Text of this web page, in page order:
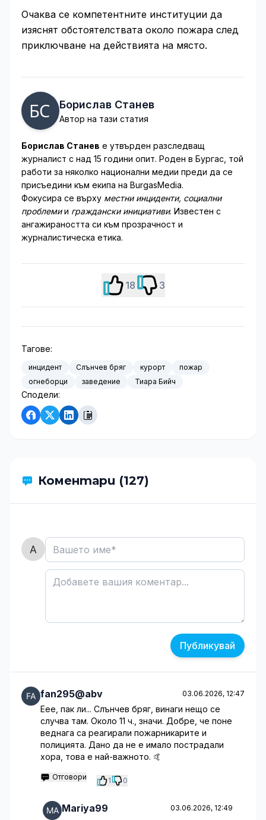
Очаква се компетентните институции да
изяснят обстоятелствата около пожара след
приключване на действията на място.
Борислав Станев
Автор на тази статия
Борислав Станев е утвърден разследващ
журналист с над 15 години опит. Роден в Бургас, той
работи за няколко национални медии преди да се
присъедини към екипа на BurgasMedia.
Фокусира се върху местни инциденти, социални
проблемии граждански инициативи. Известен с
ангажираността си към прозрачност и
журналистическа етика.
18 3
Тагове:
инцидент Слънчев бряг курорт
пожар
огнеборци
заведение Тиара Бийч
Сподели:
Коментари (127)
Публикувай
fan295@abv 03.06.2026, 12:47
Еее, пак ли... Слънчев бряг, винаги нещо се
случва там. Около 11 ч., значи. Добре, че поне
веднага са реагирали пожарникарите и
полицията. Дано да не е имало пострадали
хора, това е най-важното. 🤙
Отговори 1 0
Mariya99 03.06.2026, 12:49